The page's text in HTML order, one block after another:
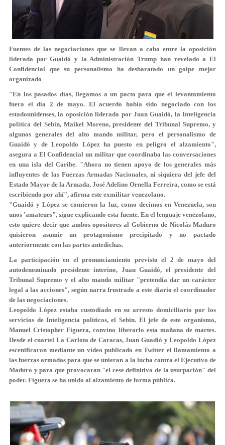
Fuentes de las negociaciones que se llevan a cabo entre la oposición
liderada por Guaidó y la Administración Trump han revelado a El
Confidencial que su personalismo ha desbaratado un golpe mejor
organizado
"En los pasados días, llegamos aun pacto para que el levantamiento
fuera el día 2 de mayo. El acuerdo había sido negociado con los
estadounidenses, la oposición liderada por Juan Guaidó, la Inteligencia
política del Sebin, Maikel Moreno, presidente del Tribunal Supremo, y
algunos generales del alto mando militar, pero el personalismo de
Guaidó y de Leopoldo López ha puesto en peligro el alzamiento",
asegura a El Confidencial un militar que coordinaba las conversaciones
en una isla del Caribe. "Ahora no tienen apoyo de los generales más
influyentes de las Fuerzas Armadas Nacionales, ni siquiera del jefe del
Estado Mayor de la Armada, José Adelino Ornella Ferreira, como se está
escribiendo por ahí", afirma este exmilitar venezolano.
"Guaidó y López se comieron la luz, como decimos en Venezuela, son
unos 'amateurs", sigue explicando esta fuente. En el lenguaje venezolano,
esto quiere decir que ambos opositores al Gobierno de Nicolás Maduro
quisieron asumir un protagonismo precipitado y no pactado
anteriormente con las partes antedichas.
La participación en el pronunciamiento previsto el 2 de mayo del
autodenominado presidente interino, Juan Guaidó, el presidente del
Tribunal Supremo y el alto mando militar "pretendía dar un carácter
legal a las acciones", según narra frustrado a este diario el coordinador
de las negociaciones.
Leopoldo López estaba custodiado en su arresto domiciliario por los
servicios de Inteligencia políticos, el Sebin. El jefe de este organismo,
Manuel Cristopher Figuera, convino liberarlo esta mañana de martes.
Desde el cuartel La Carlota de Caracas, Juan Guadió y Leopoldo López
escenificaron mediante un vídeo publicado en Twitter el llamamiento a
las fuerzas armadas para que se unieran a la lucha contra el Ejecutivo de
Maduro y para que provocaran "el cese definitivo de la usurpación" del
poder. Figuera se ha unido al alzamiento de forma pública.